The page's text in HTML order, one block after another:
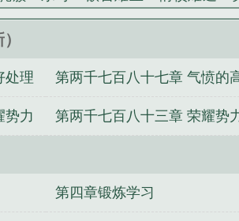
池中物 掌中的美母 破云2吞海
沪上烟雨 玉荷 于青 酸果新痕
头血 带枪出巡 哥哥管教的日子
总司令 舰队司令军衔
处理 第两千七百八十七章 气愤的
胖子
势力 第两千七百八十三章 荣耀势
第四章锻炼学习